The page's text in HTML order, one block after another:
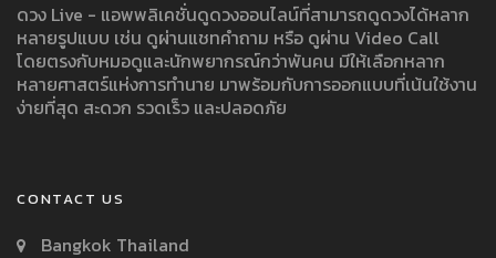
ดวง Live - แอพพลิเคชั่นดูดวงออนไลน์ที่สามารถดูดวงได้หลาก
หลายรูปแบบ เช่น ดูผ่านแชทคำถาม หรือ ดูผ่าน Video Call
โดยตรงกับหมอดูและนักพยากรณ์กว่าพันคน มีให้เลือกหลาก
หลายศาสตร์แห่งการทำนาย มาพร้อมกับการออกแบบที่เน้นใช้งาน
ง่ายที่สุด สะดวก รวดเร็ว และปลอดภัย
CONTACT US
Bangkok Thailand